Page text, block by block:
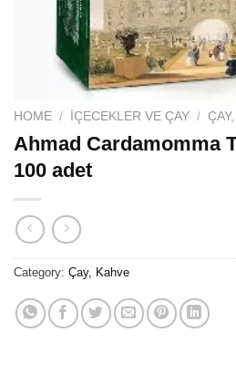
HOME / İÇECEKLER VE ÇAY /
Ahmad Cardamomma
100 adet
Category: Çay, Kahve